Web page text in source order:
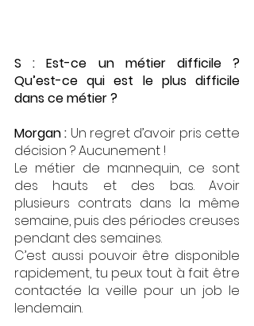
S : Est-ce un métier difficile ?
Qu’est-ce qui est le plus difficile
dans ce métier ?
Morgan : Un regret d’avoir pris cette
décision ? Aucunement !
Le métier de mannequin, ce sont
des hauts et des bas. Avoir
plusieurs contrats dans la même
semaine, puis des périodes creuses
pendant des semaines.
C’est aussi pouvoir être disponible
rapidement, tu peux tout à fait être
contactée la veille pour un job le
lendemain.